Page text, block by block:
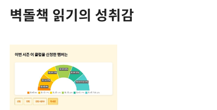
벽돌책 읽기의 성취감